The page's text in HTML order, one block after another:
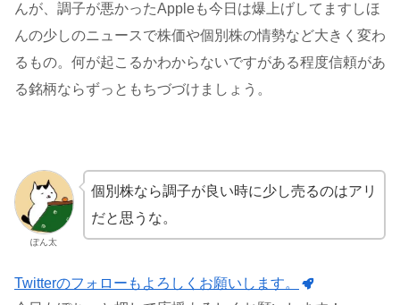
んが、調子が悪かったAppleも今日は爆上げしてますしほ
んの少しのニュースで株価や個別株の情勢など大きく変わ
るもの。何が起こるかわからないですがある程度信頼があ
る銘柄ならずっともちづづけましょう。
ぽん太
個別株なら調子が良い時に少し売るのはアリ
だと思うな。
Twitterのフォローもよろしくお願いします。